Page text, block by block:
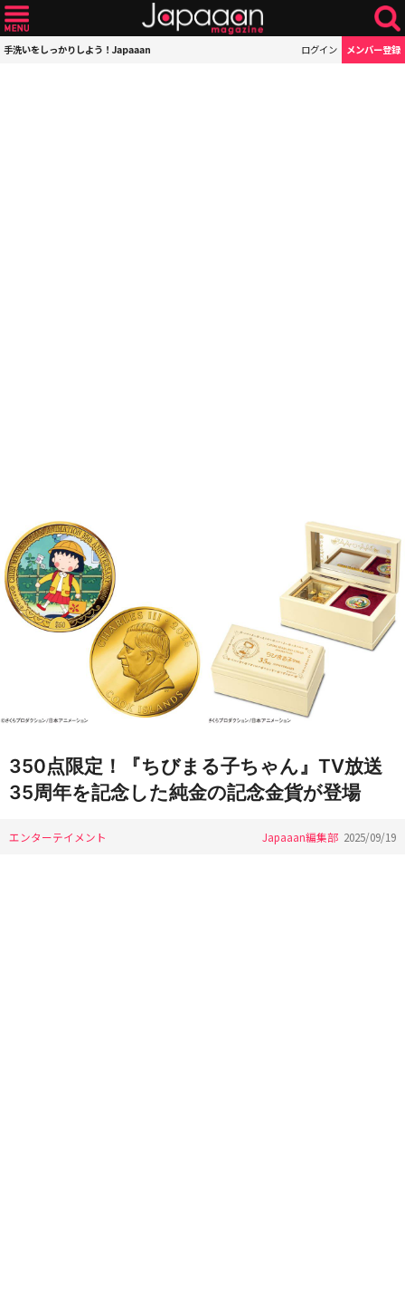
手洗いをしっかりしよう！Japaaan ログイン メンバー登録
350点限定！『ちびまる子ちゃん』TV放送
35周年を記念した純金の記念金貨が登場
エンターテイメント Japaaan編集部 2025/09/19